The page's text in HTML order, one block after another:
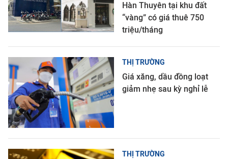
Hàn Thuyên tại khu đất
“vàng” có giá thuê 750
triệu/tháng
THỊ TRƯỜNG
Giá xăng, dầu đồng loạt
giảm nhẹ sau kỳ nghỉ lễ
THỊ TRƯỜNG